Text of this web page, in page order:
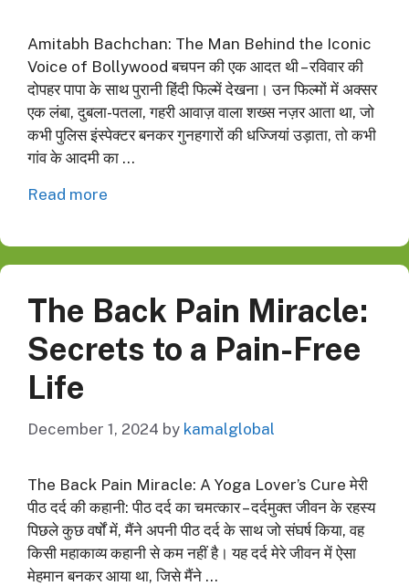
Amitabh Bachchan: The Man Behind the Iconic
Voice of Bollywood बचपन की एक आदत थी – रविवार की
दोपहर पापा के साथ पुरानी हिंदी फिल्में देखना। उन फिल्मों में अक्सर
एक लंबा, दुबला-पतला, गहरी आवाज़ वाला शख्स नज़र आता था, जो
कभी पुलिस इंस्पेक्टर बनकर गुनहगारों की धज्जियां उड़ाता, तो कभी
गांव के आदमी का …
Read more
The Back Pain Miracle:
Secrets to a Pain-Free
Life
December 1, 2024 by kamalglobal
The Back Pain Miracle: A Yoga Lover’s Cure मेरी
पीठ दर्द की कहानी: पीठ दर्द का चमत्कार – दर्दमुक्त जीवन के रहस्य
पिछले कुछ वर्षों में, मैंने अपनी पीठ दर्द के साथ जो संघर्ष किया, वह
किसी महाकाव्य कहानी से कम नहीं है। यह दर्द मेरे जीवन में ऐसा
मेहमान बनकर आया था, जिसे मैंने …